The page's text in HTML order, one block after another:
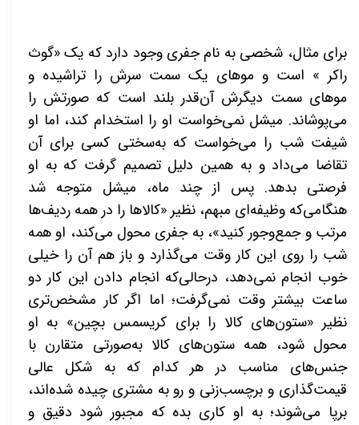
برای مثال، شخصی به‌ نام جفری وجود دارد که یک «گوث
راکر » است و موهای یک سمت سرش را تراشیده و
موهای سمت دیگرش آن‌قدر بلند است که صورتش را
می‌پوشاند. میشل نمی‌خواست او را استخدام کند، اما او
شیفت شب را می‌خواست که به‌سختی کسی برای آن
تقاضا می‌داد و به همین دلیل تصمیم گرفت که به او
فرصتی بدهد. پس‌ از چند ماه، میشل متوجه شد
هنگامی‌که وظیفه‌ای مبهم، نظیر «کالا‌ها را در همه ردیف‌ها
مرتب و جمع‌وجور کنید»، به جفری محول می‌کند، او همه
شب را روی این کار وقت می‌‌گذارد و باز هم آن را خیلی
خوب انجام نمی‌دهد، درحالی‌که انجام دادن این کار دو
ساعت بیشتر وقت نمی‌گرفت؛ اما اگر کار مشخص‌تری
نظیر «ستون‌های کالا را برای کریسمس بچین» به او
محول شود، همه ستون‌های کالا به‌صورتی متقارن با
جنس‌های مناسب در هر کدام که به شکل عالی
قیمت‌گذاری و برچسب‌زنی و رو به مشتری چیده شده‌اند،
برپا می‌شوند؛ به او کاری بده که مجبور شود دقیق و